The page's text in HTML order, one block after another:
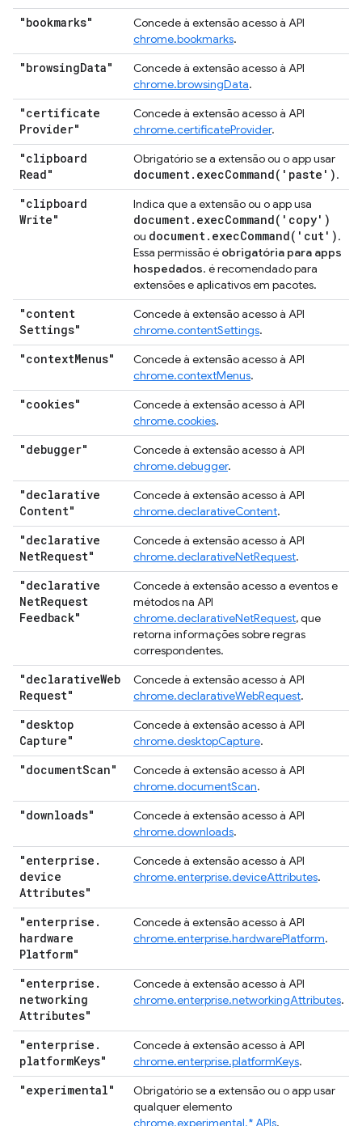
"bookmarks"
Concede à extensão acesso à API
chrome.bookmarks.
"browsingData"
Concede à extensão acesso à API
chrome.browsingData.
"certificate
Provider"
Concede à extensão acesso à API
chrome.certificateProvider.
"clipboard
Read"
Obrigatório se a extensão ou o app usar
document. execCommand( 'paste').
"clipboard
Write"
Indica que a extensão ou o app usa
document. execCommand( 'copy')
ou document. execCommand( 'cut').
Essa permissão é obrigatória para apps
hospedados. é recomendado para
extensões e aplicativos em pacotes.
"content
Settings"
Concede à extensão acesso à API
chrome.contentSettings.
"contextMenus"
Concede à extensão acesso à API
chrome.contextMenus.
"cookies"
Concede à extensão acesso à API
chrome.cookies.
"debugger"
Concede à extensão acesso à API
chrome.debugger.
"declarative
Content"
Concede à extensão acesso à API
chrome.declarativeContent.
"declarative
NetRequest"
Concede à extensão acesso à API
chrome.declarativeNetRequest.
"declarative
NetRequest
Feedback"
Concede à extensão acesso a eventos e
métodos na API
chrome.declarativeNetRequest, que
retorna informações sobre regras
correspondentes.
"declarativeWeb
Request"
Concede à extensão acesso à API
chrome.declarativeWebRequest.
"desktop
Capture"
Concede à extensão acesso à API
chrome.desktopCapture.
"documentScan"
Concede à extensão acesso à API
chrome.documentScan.
"downloads"
Concede à extensão acesso à API
chrome.downloads.
"enterprise .
device
Attributes"
Concede à extensão acesso à API
chrome.enterprise.deviceAttributes.
"enterprise .
hardware
Platform"
Concede à extensão acesso à API
chrome.enterprise.hardwarePlatform.
"enterprise .
networking
Attributes"
Concede à extensão acesso à API
chrome.enterprise.networkingAttributes.
"enterprise .
platformKeys"
Concede à extensão acesso à API
chrome.enterprise.platformKeys.
"experimental"
Obrigatório se a extensão ou o app usar
qualquer elemento
chrome.experimental.* APIs.